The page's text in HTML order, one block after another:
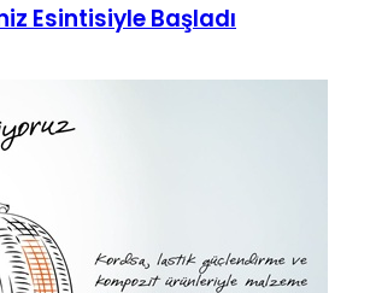
Esintisiyle Başladı